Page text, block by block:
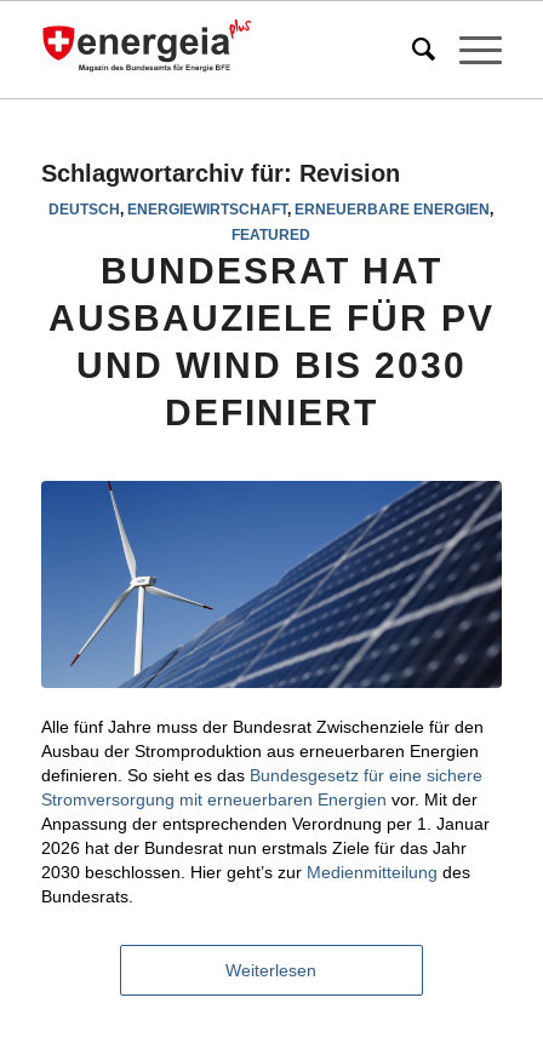
Schlagwortarchiv für: Revision
DEUTSCH,ENERGIEWIRTSCHAFT,ERNEUERBARE ENERGIEN,
FEATURED
BUNDESRAT HAT
AUSBAUZIELE FÜR PV
UND WIND BIS 2030
DEFINIERT
Alle fünf Jahre muss der Bundesrat Zwischenziele für den
Ausbau der Stromproduktion aus erneuerbaren Energien
definieren. So sieht es das Bundesgesetz für eine sichere
Stromversorgung mit erneuerbaren Energien vor. Mit der
Anpassung der entsprechenden Verordnung per 1. Januar
2026 hat der Bundesrat nun erstmals Ziele für das Jahr
2030 beschlossen. Hier geht’s zur Medienmitteilung des
Bundesrats.
Weiterlesen